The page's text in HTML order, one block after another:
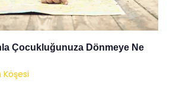
Çocukluğunuza Dönmeye Ne